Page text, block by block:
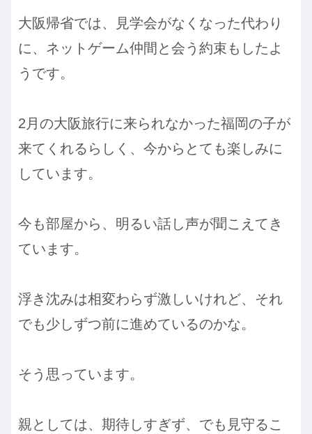
大阪帰省では、見学会がなくなった代わり
に、ネットゲーム仲間と会う約束もしたよ
うです。
2月の大阪旅行に来られなかった福岡の子が
来てくれるらしく、今からとても楽しみに
しています。
今も部屋から、明るい話し声が聞こえてき
ています。
浮き沈みは相変わらず激しいけれど、それ
でも少しずつ前に進めているのかな。
そう思っています。
親としては、期待しすぎず、でも見守るこ